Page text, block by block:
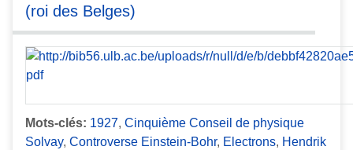
(roi des Belges)
Mots-clés: 1927, Cinquième Conseil de physique
Solvay, Controverse Einstein-Bohr, Electrons, Hendrik